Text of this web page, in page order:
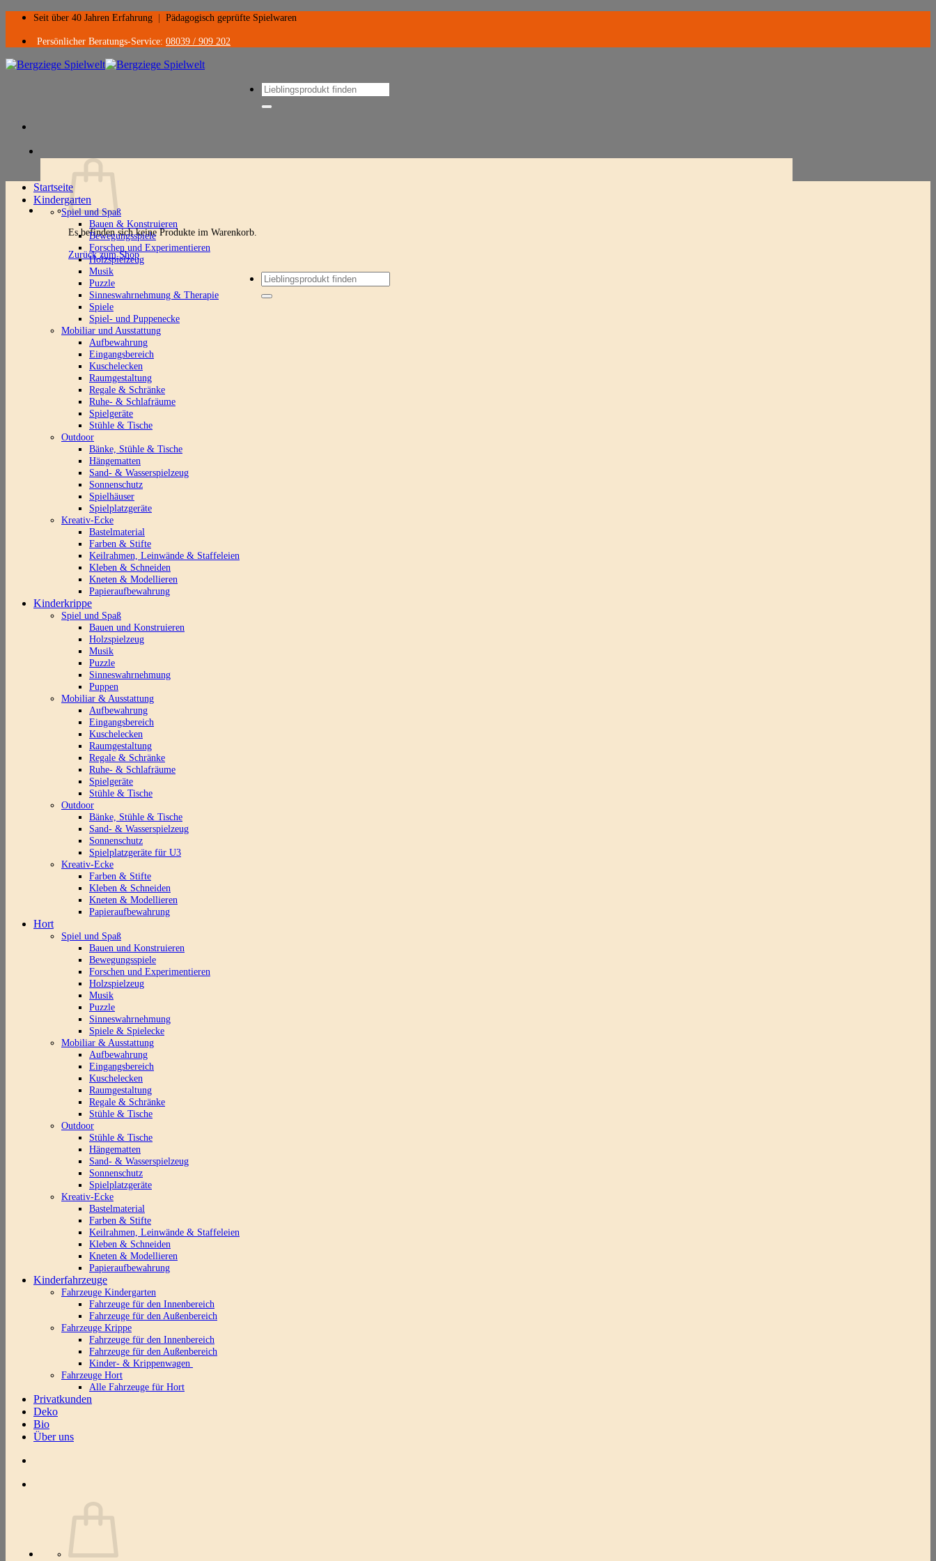
Zum
springen
Seit über 40 Jahren Erfahrung Pädagogisch geprüfte Spielwaren
Persönlicher Beratungs-Service: 08039 / 909 202
Suchen
nach:
Es befinden sich keine Produkte im Warenkorb.
Zurück zum Shop
Suchen
nach:
Startseite
Kindergarten
Spiel und Spaß
Bauen & Konstruieren
Bewegungsspiele
Forschen und Experimentieren
Holzspielzeug
Musik
Puzzle
Sinneswahrnehmung & Therapie
Spiele
Spiel- und Puppenecke
Mobiliar und Ausstattung
Aufbewahrung
Eingangsbereich
Kuschelecken
Raumgestaltung
Regale & Schränke
Ruhe- & Schlafräume
Spielgeräte
Stühle & Tische
Outdoor
Bänke, Stühle & Tische
Hängematten
Sand- & Wasserspielzeug
Sonnenschutz
Spielhäuser
Spielplatzgeräte
Kreativ-Ecke
Bastelmaterial
Farben & Stifte
Keilrahmen, Leinwände & Staffeleien
Kleben & Schneiden
Kneten & Modellieren
Papieraufbewahrung
Kinderkrippe
Spiel und Spaß
Bauen und Konstruieren
Holzspielzeug
Musik
Puzzle
Sinneswahrnehmung
Puppen
Mobiliar & Ausstattung
Aufbewahrung
Eingangsbereich
Kuschelecken
Raumgestaltung
Regale & Schränke
Ruhe- & Schlafräume
Spielgeräte
Stühle & Tische
Outdoor
Bänke, Stühle & Tische
Sand- & Wasserspielzeug
Sonnenschutz
Spielplatzgeräte für U3
Kreativ-Ecke
Farben & Stifte
Kleben & Schneiden
Kneten & Modellieren
Papieraufbewahrung
Hort
Spiel und Spaß
Bauen und Konstruieren
Bewegungsspiele
Forschen und Experimentieren
Holzspielzeug
Musik
Puzzle
Sinneswahrnehmung
Spiele & Spielecke
Mobiliar & Ausstattung
Aufbewahrung
Eingangsbereich
Kuschelecken
Raumgestaltung
Regale & Schränke
Stühle & Tische
Outdoor
Stühle & Tische
Hängematten
Sand- & Wasserspielzeug
Sonnenschutz
Spielplatzgeräte
Kreativ-Ecke
Bastelmaterial
Farben & Stifte
Keilrahmen, Leinwände & Staffeleien
Kleben & Schneiden
Kneten & Modellieren
Papieraufbewahrung
Kinderfahrzeuge
Fahrzeuge Kindergarten
Fahrzeuge für den Innenbereich
Fahrzeuge für den Außenbereich
Fahrzeuge Krippe
Fahrzeuge für den Innenbereich
Fahrzeuge für den Außenbereich
Kinder- & Krippenwagen
Fahrzeuge Hort
Alle Fahrzeuge für Hort
Privatkunden
Deko
Bio
Über uns